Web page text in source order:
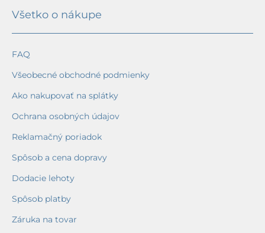
Všetko o nákupe
FAQ
Všeobecné obchodné podmienky
Ako nakupovať na splátky
Ochrana osobných údajov
Reklamačný poriadok
Spôsob a cena dopravy
Dodacie lehoty
Spôsob platby
Záruka na tovar